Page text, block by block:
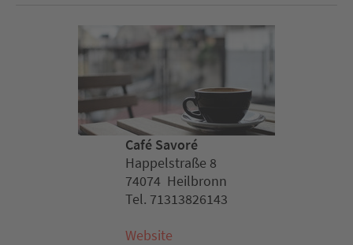
Café Savoré
Happelstraße 8
74074 Heilbronn
Tel. 71313826143
Website